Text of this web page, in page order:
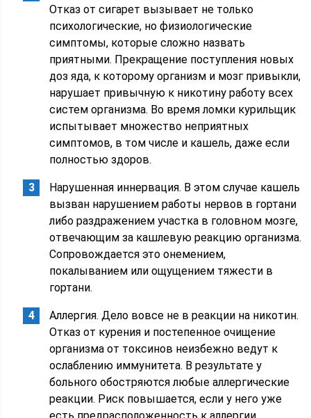
Отказ от сигарет вызывает не только
психологические, но физиологические
симптомы, которые сложно назвать
приятными. Прекращение поступления новых
доз яда, к которому организм и мозг привыкли,
нарушает привычную к никотину работу всех
систем организма. Во время ломки курильщик
испытывает множество неприятных
симптомов, в том числе и кашель, даже если
полностью здоров.
Нарушенная иннервация. В этом случае кашель
вызван нарушением работы нервов в гортани
либо раздражением участка в головном мозге,
отвечающим за кашлевую реакцию организма.
Сопровождается это онемением,
покалыванием или ощущением тяжести в
гортани.
Аллергия. Дело вовсе не в реакции на никотин.
Отказ от курения и постепенное очищение
организма от токсинов неизбежно ведут к
ослаблению иммунитета. В результате у
больного обостряются любые аллергические
реакции. Риск повышается, если у него уже